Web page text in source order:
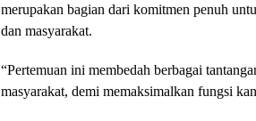
merupakan bagian dari komitmen penuh
dan masyarakat.
“Pertemuan ini membedah berbagai
masyarakat, demi memaksimalkan fungsi